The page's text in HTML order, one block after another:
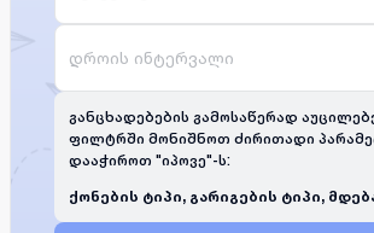
დროის ინტერვალი
განცხადებების გამოსაწერად
ფილტრში მონიშნოთ ძირითადი
დააჭიროთ "იპოვე"-ს:
ქონების ტიპი, გარიგების ტიპი,